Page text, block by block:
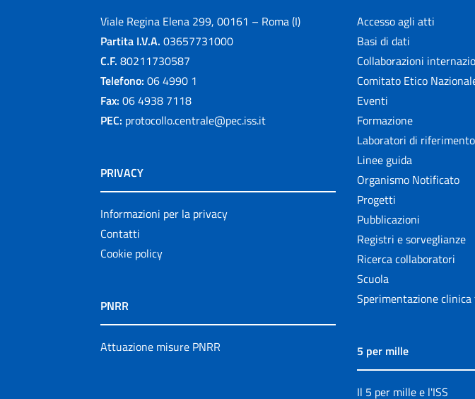
Viale Regina Elena 299, 00161 – Roma (I)
Partita I.V.A. 03657731000
C.F. 80211730587
Telefono: 06 4990 1
Fax: 06 4938 7118
PEC: protocollo.centrale@pec.iss.it
PRIVACY
Informazioni per la privacy
Contatti
Cookie policy
PNRR
Attuazione misure PNRR
Accesso agli atti
Basi di dati
Collaborazioni
Comitato Etico
Eventi
Formazione
Laboratori di riferimento
Linee guida
Organismo Notificato
Progetti
Pubblicazioni
Registri e sorveglianze
Ricerca collaboratori
Scuola
Sperimentazione clinica
5 per mille
Il 5 per mille e l'ISS